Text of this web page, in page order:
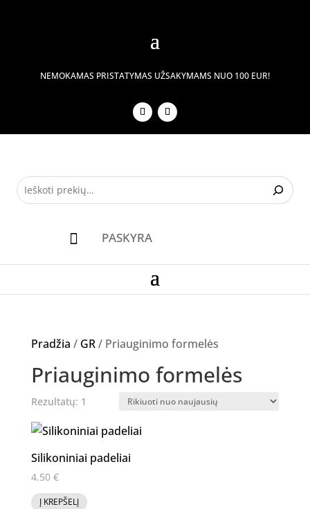
NEMOKAMAS PRISTATYMAS UŽSAKYMAMS NUO 100 EUR!
 PASKYRA
Pradžia / GR/ Priauginimo formelės
Priauginimo formelės
Rezultatų: 1
Silikoniniai padeliai
4.50 €
Į KREPŠELĮ